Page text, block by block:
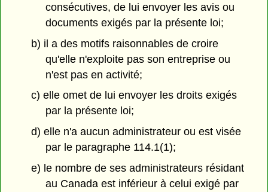
consécutives, de lui envoyer les avis ou
documents exigés par la présente loi;
b) il a des motifs raisonnables de croire
qu'elle n'exploite pas son entreprise ou
n'est pas en activité;
c) elle omet de lui envoyer les droits exigés
par la présente loi;
d) elle n'a aucun administrateur ou est visée
par le paragraphe 114.1(1);
e) le nombre de ses administrateurs résidant
au Canada est inférieur à celui exigé par